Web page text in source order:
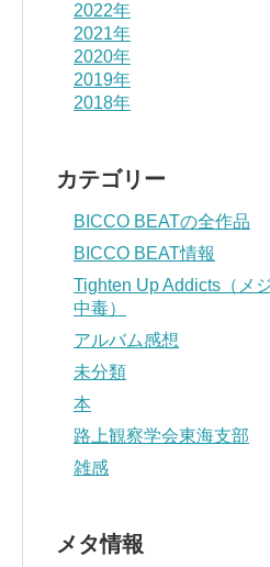
2022年
2021年
2020年
2019年
2018年
カテゴリー
BICCO BEATの全作品
BICCO BEAT情報
Tighten Up Addicts（メ
中毒）
アルバム感想
未分類
本
路上観察学会東海支部
雑感
メタ情報